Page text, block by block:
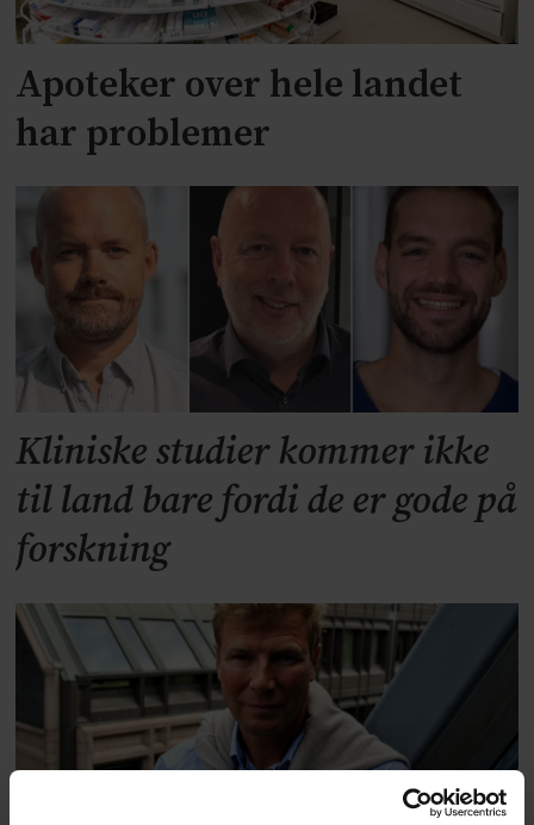
Apoteker over hele landet
har problemer
Kliniske studier kommer ikke
til land bare fordi de er gode på
forskning